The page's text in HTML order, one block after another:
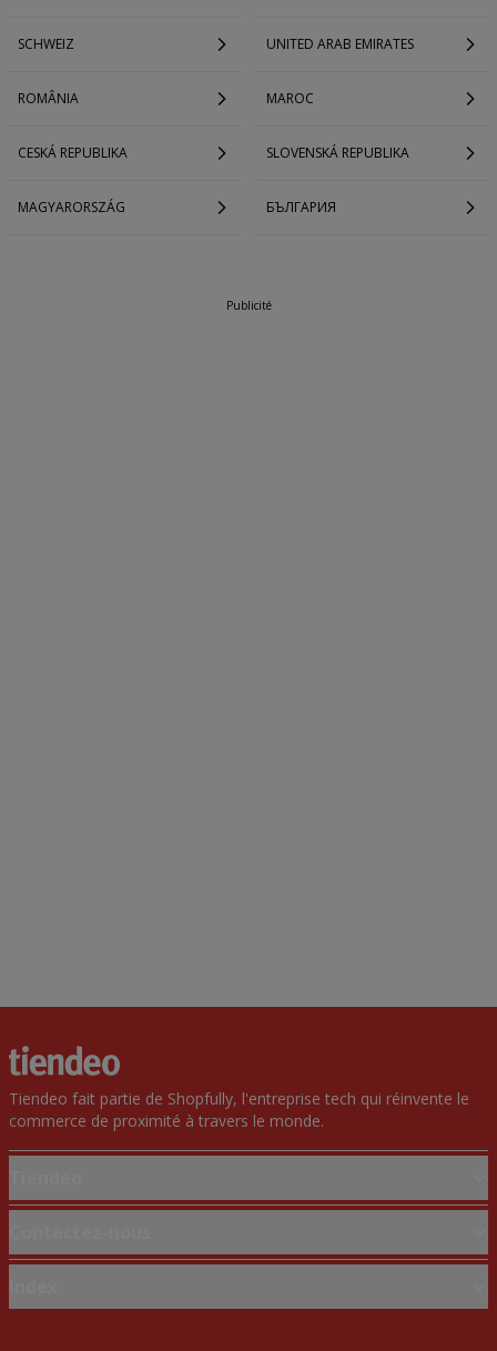
SCHWEIZ UNITED ARAB EMIRATES
ROMÂNIA MAROC
CESKÁ REPUBLIKA SLOVENSKÁ REPUBLIKA
MAGYARORSZÁG БЪЛГАРИЯ
Publicité
Tiendeo fait partie de Shopfully, l'entreprise tech qui réinvente le
commerce de proximité à travers le monde.
Solutions professionnelles
Magasin mal situé sur la carte